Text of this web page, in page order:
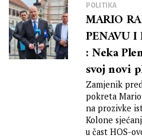
POLITIKA
MARIO
PENAVU
: Neka
svoj novi
ćemo
našu
Zamjenik
pokreta
na prozivke
Kolone
u čast HOS-